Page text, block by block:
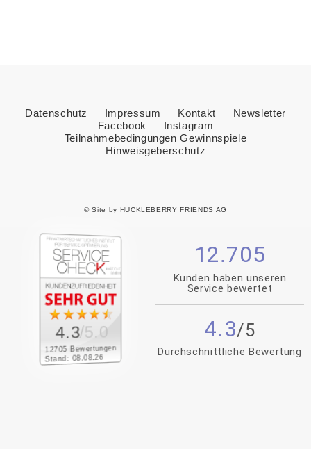
Datenschutz Impressum Kontakt
Newsletter
Facebook
Instagram
Teilnahmebedingungen Gewinnspiele
Hinweisgeberschutz
© Site by HUCKLEBERRY FRIENDS AG
12705 Bewertungen
Stand: 08.08.26
4.3/5.0
12.705
Kunden haben unseren
Service bewertet
4.3
Durchschnittliche Bewertung